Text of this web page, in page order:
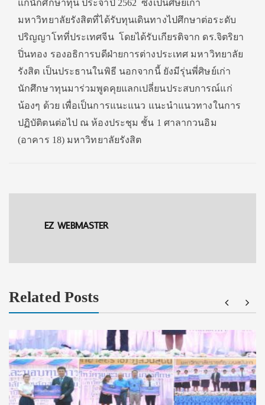
แก่นักศึกษาทุน ประจำปี 2562 ซึ่งเป็นศิษย์เก่า
มหาวิทยาลัยรังสิตที่ได้รับทุนเดินทางไปศึกษาต่อระดับ
ปริญญาโทที่ประเทศจีน โดยได้รับเกียรติจาก ดร.จิตริยา
ปิ่นทอง รองอธิการบดีฝ่ายการต่างประเทศ มหาวิทยาลัย
รังสิต เป็นประธานในพิธี นอกจากนี้ ยังมีรุ่นพี่ศิษย์เก่า
นักศึกษาทุนมาร่วมพูดคุยแลกเปลี่ยนประสบการณ์แก่
น้องๆ ด้วย เพื่อเป็นการแนะแนว แนะนำแนวทางในการ
ปฏิบัติตนต่อไป ณ ห้องประชุม ชั้น 1 ศาลากวนอิม
(อาคาร 18) มหาวิทยาลัยรังสิต
EZ WEBMASTER
Related Posts